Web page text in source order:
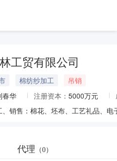
工贸有限公司
棉纺纱加工
吊销
春华 注册资本： 5000万元
代理 （0）